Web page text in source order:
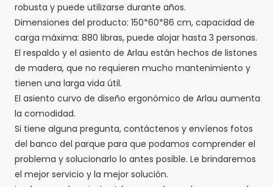
robusta y puede utilizarse durante años.
Dimensiones del producto: 150*60*86 cm, capacidad de
carga máxima: 880 libras, puede alojar hasta 3 personas.
El respaldo y el asiento de Arlau están hechos de listones
de madera, que no requieren mucho mantenimiento y
tienen una larga vida útil.
El asiento curvo de diseño ergonómico de Arlau aumenta
la comodidad.
Si tiene alguna pregunta, contáctenos y envíenos fotos
del banco del parque para que podamos comprender el
problema y solucionarlo lo antes posible. Le brindaremos
el mejor servicio y la mejor solución.